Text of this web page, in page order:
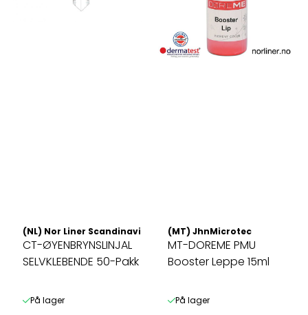
(NL) Nor Liner Scandinavia AS
CT-ØYENBRYNSLINJAL
SELVKLEBENDE 50-Pakk
På lager
(MT) JhnMicrotec
MT-DOREME PMU
Booster Leppe 15ml
På lager